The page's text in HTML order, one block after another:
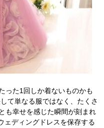
った1回しか着ないものかも
て単なる服ではなく、たくさ
も幸せを感じた瞬間が刻まれ
ディングドレスを保存する